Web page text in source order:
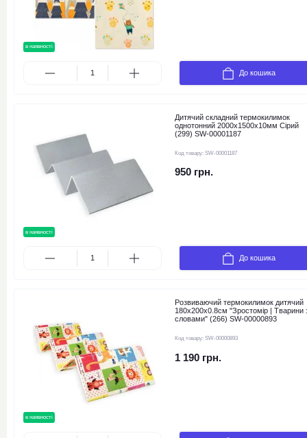
в наявності
До кошика
в наявності
Дитячий складний термокилимок
однотонний 2000х1500х10мм Сірий
(299) SW-00001187
Код товару: SW-00001187
950 грн.
До кошика
в наявності
Розвиваючий термокилимок дитячий
180х200х0.8см "Зростомір | Тварини
словами" (266) SW-00000893
Код товару: SW-00000893
1 190 грн.